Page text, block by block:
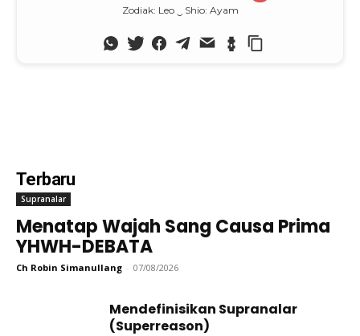
Zodiak: Leo ‿ Shio: Ayam
Terbaru
Supranalar
Menatap Wajah Sang Causa Prima
YHWH-DEBATA
Ch Robin Simanullang - 07/08/2026
Mendefinisikan Supranalar
(Superreason)